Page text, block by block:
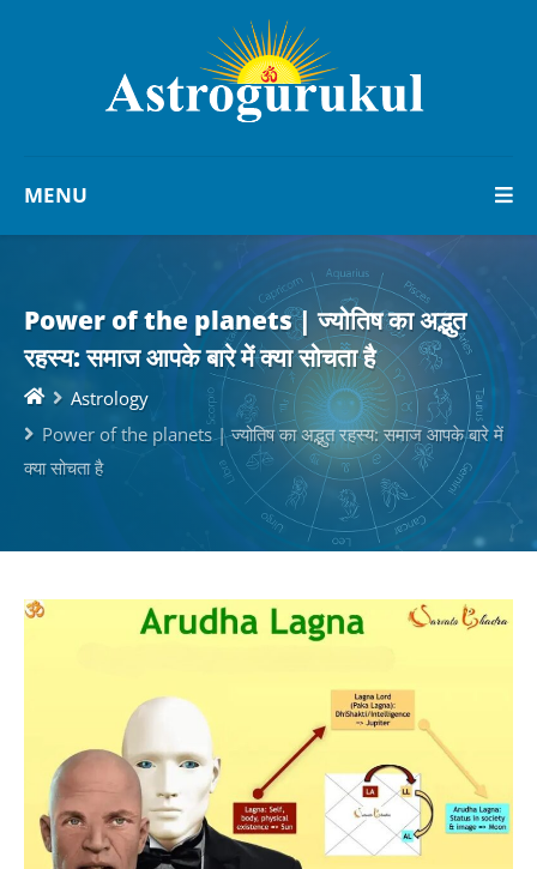
MENU
Power of the planets | ज्योतिष का अद्भुत
रहस्य: समाज आपके बारे में क्या सोचता है
Astrology
Power of the planets | ज्योतिष का अद्भुत रहस्य: समाज आपके बारे में
क्या सोचता है